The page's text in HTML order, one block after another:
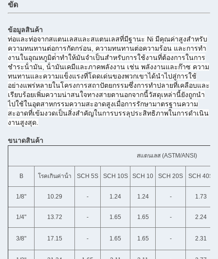
ขัด
ข้อมูลสินค้า
ท่อและท่อจากสแตนเลสและสแตนเลสที่มีฐานะ Ni มีคุณค่าสูงสําหรับ
ความทนทานต่อการกัดกร่อน, ความทนทานต่อความร้อน และการทํา
งานในอุณหภูมิต่ําทําให้มันจําเป็นสําหรับการใช้งานที่ต้องการในการ
ชําระน้ํามัน, น้ํามันเคมีและภาคพลังงาน เช่น พลังงานและก๊าซ ความ
ทนทานและความแข็งแรงที่โดดเด่นของพวกเขาได้นําไปสู่การใช้
อย่างแพร่หลายในโครงการสถาปัตยกรรมซึ่งการทําปลายที่เคลือบและ
เรียบร้อยเพิ่มความน่าสนใจทางสายตานอกจากนี้วัสดุเหล่านี้ยังถูกนํา
ไปใช้ในอุตสาหกรรมความสะอาดสูงเมื่อการรักษามาตรฐานความ
สะอาดที่เข้มงวดเป็นสิ่งสําคัญในการบรรลุประสิทธิภาพในการดําเนิน
งานสูงสุด.
ขนาดสินค้า
สแตนเลส (ASTM/ANSI)
B โรคเกินค่าน้ํา SCH 5S SCH 10S SCH 10 SCH 20S SCH 40S
1/8" 10.29 - 1.24 1.24 - 1.73
1/4" 13.72 - 1.65 1.65 - 2.24
3/8" 17.15 - 1.65 1.65 - 2.31